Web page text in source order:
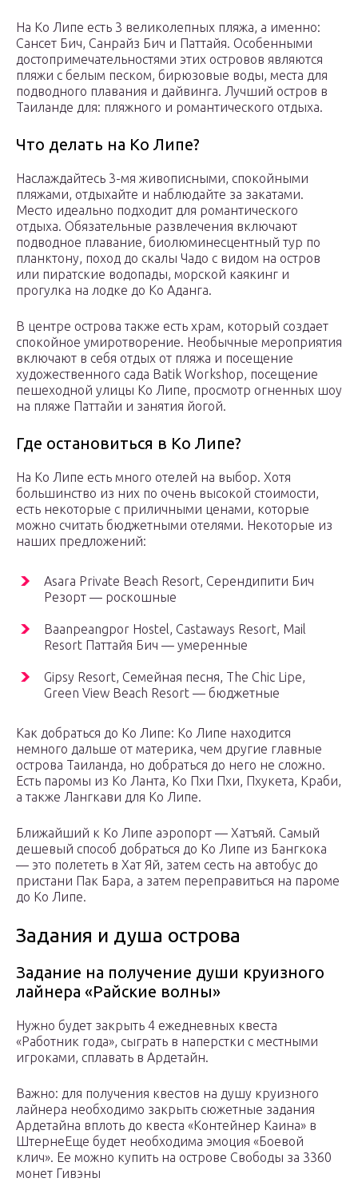
На Ко Липе есть 3 великолепных пляжа, а именно:
Сансет Бич, Санрайз Бич и Паттайя. Особенными
достопримечательностями этих островов являются
пляжи с белым песком, бирюзовые воды, места для
подводного плавания и дайвинга. Лучший остров в
Таиланде для: пляжного и романтического отдыха.
Что делать на Ко Липе?
Наслаждайтесь 3-мя живописными, спокойными
пляжами, отдыхайте и наблюдайте за закатами.
Место идеально подходит для романтического
отдыха. Обязательные развлечения включают
подводное плавание, биолюминесцентный тур по
планктону, поход до скалы Чадо с видом на остров
или пиратские водопады, морской каякинг и
прогулка на лодке до Ко Аданга.
В центре острова также есть храм, который создает
спокойное умиротворение. Необычные мероприятия
включают в себя отдых от пляжа и посещение
художественного сада Batik Workshop, посещение
пешеходной улицы Ко Липе, просмотр огненных шоу
на пляже Паттайи и занятия йогой.
Где остановиться в Ко Липе?
На Ко Липе есть много отелей на выбор. Хотя
большинство из них по очень высокой стоимости,
есть некоторые с приличными ценами, которые
можно считать бюджетными отелями. Некоторые из
наших предложений:
Asara Private Beach Resort, Серендипити Бич
Резорт — роскошные
Baanpeangpor Hostel, Castaways Resort, Mail
Resort Паттайя Бич — умеренные
Gipsy Resort, Семейная песня, The Chic Lipe,
Green View Beach Resort — бюджетные
Как добраться до Ко Липе: Ко Липе находится
немного дальше от материка, чем другие главные
острова Таиланда, но добраться до него не сложно.
Есть паромы из Ко Ланта, Ко Пхи Пхи, Пхукета, Краби,
а также Лангкави для Ко Липе.
Ближайший к Ко Липе аэропорт — Хатъяй. Самый
дешевый способ добраться до Ко Липе из Бангкока
— это полететь в Хат Яй, затем сесть на автобус до
пристани Пак Бара, а затем переправиться на пароме
до Ко Липе.
Задания и душа острова
Задание на получение души круизного
лайнера «Райские волны»
Нужно будет закрыть 4 ежедневных квеста
«Работник года», сыграть в наперстки с местными
игроками, сплавать в Ардетайн.
Важно: для получения квестов на душу круизного
лайнера необходимо закрыть сюжетные задания
Ардетайна вплоть до квеста «Контейнер Каина» в
ШтернеЕще будет необходима эмоция «Боевой
клич». Ее можно купить на острове Свободы за 3360
монет Гивэны